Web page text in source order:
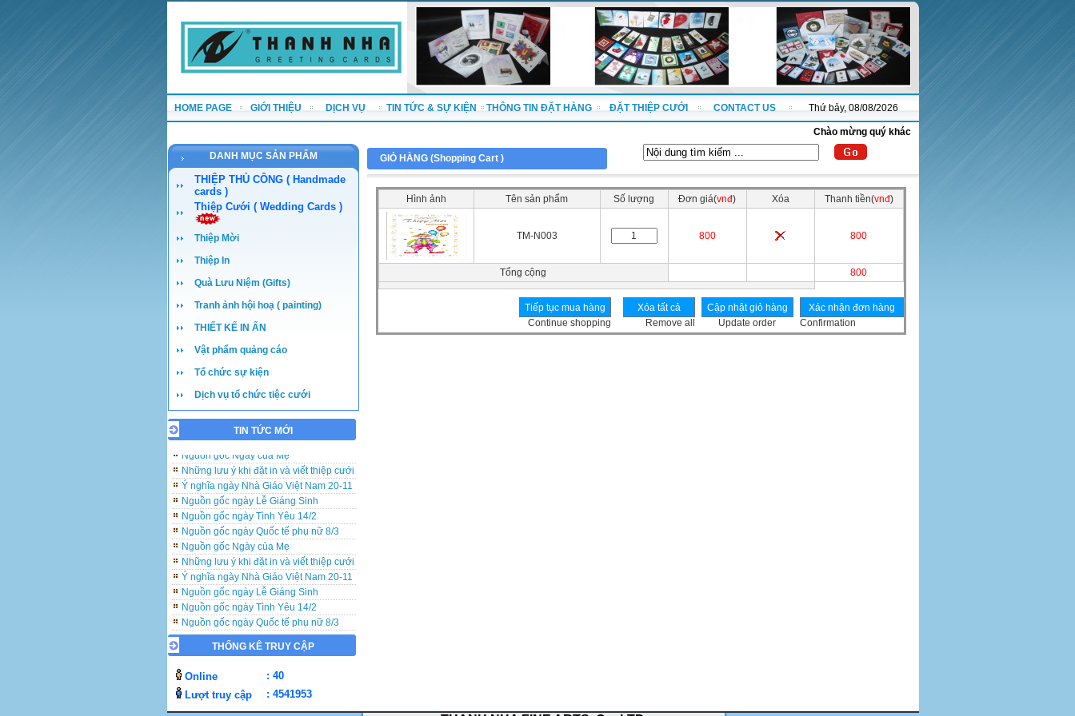
HOME PAGE GIỚI THIỆU DỊCH VỤ TIN TỨC & SỰ KIỆN THÔNG TIN ĐẶT HÀNG ĐẶT THIỆP CƯỚI CONTACT US Thứ bảy, 08/08/2026
Chào mừng quý khách đến với website thanhnha.com !
DANH MỤC SẢN PHẨM
THIỆP THỦ CÔNG ( Handmade
cards )
Thiệp Cưới ( Wedding Cards )
Thiệp Mời
Thiệp In
Quà Lưu Niệm (Gifts)
Tranh ảnh hội hoạ ( painting)
THIẾT KẾ IN ẤN
Vật phẩm quảng cáo
Tổ chức sự kiện
Dịch vụ tổ chức tiệc cưới
TIN TỨC MỚI
Những lưu ý khi đặt in và viết thiệp cưới
Ý nghĩa ngày Nhà Giáo Việt Nam 20-11
Nguồn gốc ngày Tình Yêu 14/2
Nguồn gốc ngày Quốc tế phụ nữ 8/3
Những lưu ý khi đặt in và viết thiệp cưới
Ý nghĩa ngày Nhà Giáo Việt Nam 20-11
Nguồn gốc ngày Lễ Giáng Sinh
Nguồn gốc ngày Tình Yêu 14/2
Nguồn gốc ngày Quốc tế phụ nữ 8/3
Nguồn gốc Ngày của Mẹ
Những lưu ý khi đặt in và viết thiệp cưới
Ý nghĩa ngày Nhà Giáo Việt Nam 20-11
Nguồn gốc ngày Lễ Giáng Sinh
Nguồn gốc ngày Tình Yêu 14/2
Nguồn gốc ngày Quốc tế phụ nữ 8/3
Nguồn gốc Ngày của Mẹ
THỐNG KÊ TRUY CẬP
Online
: 40
Lượt truy cập
: 4541953
GIỎ HÀNG (Shopping Cart )
Hình ảnh Tên sản phẩm Số lượng Đơn giá(vnđ) Xóa Thanh tiền(vnđ)
TM-N003 800 800
Tổng cộng 800
Continue shopping Remove all Update order Confirmation